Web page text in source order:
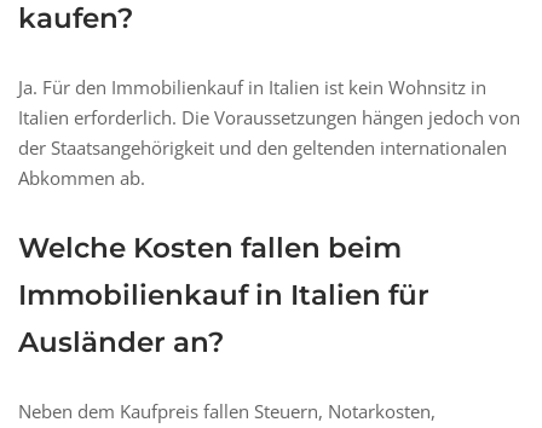
kaufen?
Ja. Für den Immobilienkauf in Italien ist kein Wohnsitz in
Italien erforderlich. Die Voraussetzungen hängen jedoch von
der Staatsangehörigkeit und den geltenden internationalen
Abkommen ab.
Welche Kosten fallen beim
Immobilienkauf in Italien für
Ausländer an?
Neben dem Kaufpreis fallen Steuern, Notarkosten,